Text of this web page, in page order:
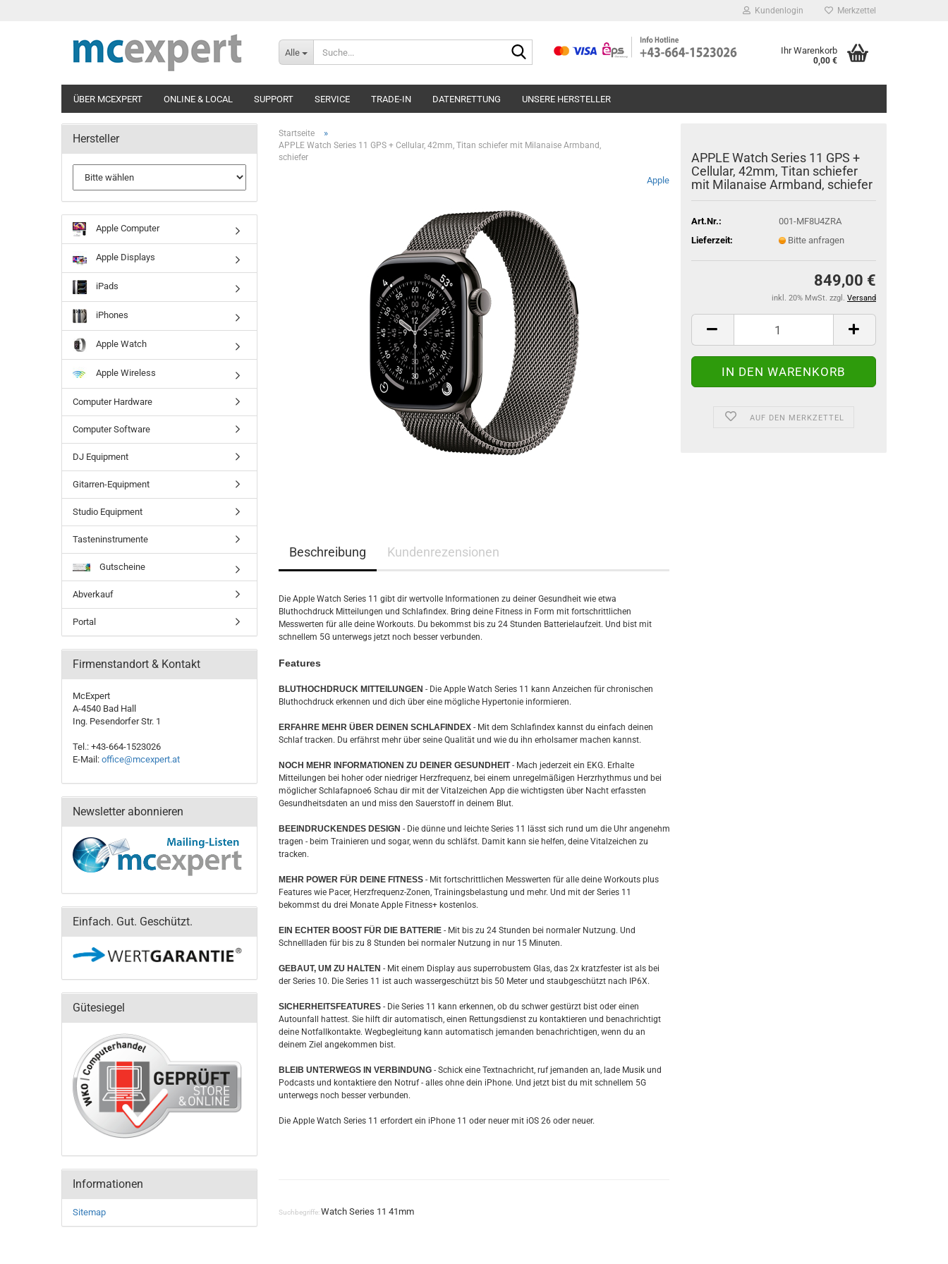
Kundenlogin Merkzettel
Alle
Suche...
Ihr Warenkorb
0,00 €
ÜBER MCEXPERT ONLINE & LOCAL SUPPORT SERVICE TRADE-IN DATENRETTUNG UNSERE HERSTELLER
Startseite »
APPLE Watch Series 11 GPS + Cellular, 42mm, Titan schiefer mit Milanaise Armband,
schiefer
Apple
APPLE Watch Series 11 GPS +
Cellular, 42mm, Titan schiefer
mit Milanaise Armband, schiefer
Art.Nr.:
001-MF8U4ZRA
Lieferzeit:
Bitte anfragen
849,00 €
inkl. 20% MwSt. zzgl. Versand
AUF DEN MERKZETTEL
Beschreibung Kundenrezensionen
Die Apple Watch Series 11 gibt dir wertvolle Informationen zu deiner Gesundheit wie etwa
Bluthochdruck Mitteilungen und Schlafindex. Bring deine Fitness in Form mit fortschrittlichen
Messwerten für alle deine Workouts. Du bekommst bis zu 24 Stunden Batterielaufzeit. Und bist mit
schnellem 5G unterwegs jetzt noch besser verbunden.
Features
BLUTHOCHDRUCK MITTEILUNGEN - Die Apple Watch Series 11 kann Anzeichen für chronischen
Bluthochdruck erkennen und dich über eine mögliche Hypertonie informieren.
ERFAHRE MEHR ÜBER DEINEN SCHLAFINDEX- Mit dem Schlafindex kannst du einfach deinen
Schlaf tracken. Du erfährst mehr über seine Qualität und wie du ihn erholsamer machen kannst.
NOCH MEHR INFORMATIONEN ZU DEINER GESUNDHEIT- Mach jederzeit ein EKG. Erhalte
Mitteilungen bei hoher oder niedriger Herzfrequenz, bei einem unregelmäßigen Herzrhythmus und bei
möglicher Schlafapnoe6 Schau dir mit der Vitalzeichen App die wichtigsten über Nacht erfassten
Gesundheitsdaten an und miss den Sauerstoff in deinem Blut.
BEEINDRUCKENDES DESIGN - Die dünne und leichte Series 11 lässt sich rund um die Uhr angenehm
tragen - beim Trainieren und sogar, wenn du schläfst. Damit kann sie helfen, deine Vital­zeichen zu
tracken.
MEHR POWER FÜR DEINE FITNESS- Mit fortschrittlichen Messwerten für alle deine Workouts plus
Features wie Pacer, Herzfrequenz-Zonen, Trainingsbelastung und mehr. Und mit der Series 11
bekommst du drei Monate Apple Fitness+ kostenlos.
EIN ECHTER BOOST FÜR DIE BATTERIE- Mit bis zu 24 Stunden bei normaler Nutzung. Und
Schnellladen für bis zu 8 Stunden bei normaler Nutzung in nur 15 Minuten.
GEBAUT, UM ZU HALTEN - Mit einem Display aus superrobustem Glas, das 2x kratzfester ist als bei
der Series 10. Die Series 11 ist auch wassergeschützt bis 50 Meter und staubgeschützt nach IP6X.
SICHERHEITSFEATURES- Die Series 11 kann erkennen, ob du schwer gestürzt bist oder einen
Autounfall hattest. Sie hilft dir automatisch, einen Rettungsdienst zu kontaktieren und benachrichtigt
deine Notfallkontakte. Wegbegleitung kann automatisch jemanden benachrichtigen, wenn du an
deinem Ziel angekommen bist.
BLEIB UNTERWEGS IN VERBINDUNG- Schick eine Textnachricht, ruf jemanden an, lade Musik und
Podcasts und kontaktiere den Notruf - alles ohne dein iPhone. Und jetzt bist du mit schnellem 5G
unterwegs noch besser verbunden.
Die Apple Watch Series 11 erfordert ein iPhone 11 oder neuer mit iOS 26 oder neuer.
Suchbegriffe:Watch Series 11 41mm
Hersteller
Apple Computer
Apple Displays
iPads
iPhones
Apple Watch
Apple Wireless
Computer Hardware
Computer Software
DJ Equipment
Gitarren-Equipment
Studio Equipment
Tasteninstrumente
Gutscheine
Abverkauf
Portal
Firmenstandort & Kontakt
McExpert
A-4540 Bad Hall
Ing. Pesendorfer Str. 1
Tel.: +43-664-1523026
E-Mail: office@mcexpert.at
Newsletter abonnieren
Einfach. Gut. Geschützt.
Gütesiegel
Informationen
Sitemap